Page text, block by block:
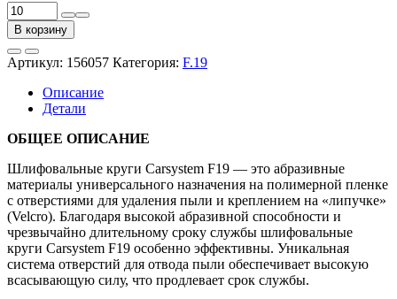
Количество
товара
Круг
абразивный
F.19
D150мм
P500,
отв.
плёнке
(уп.=10/50шт.)
В корзину
Артикул: 156057 Категория: F.19
Описание
Детали
ОБЩЕЕ ОПИСАНИЕ
Шлифовальные круги Carsystem F19 — это абразивные
материалы универсального назначения на полимерной пленке
с отверстиями для удаления пыли и креплением на «липучке»
(Velcro). Благодаря высокой абразивной способности и
чрезвычайно длительному сроку службы шлифовальные
круги Carsystem F19 особенно эффективны. Уникальная
система отверстий для отвода пыли обеспечивает высокую
всасывающую силу, что продлевает срок службы.